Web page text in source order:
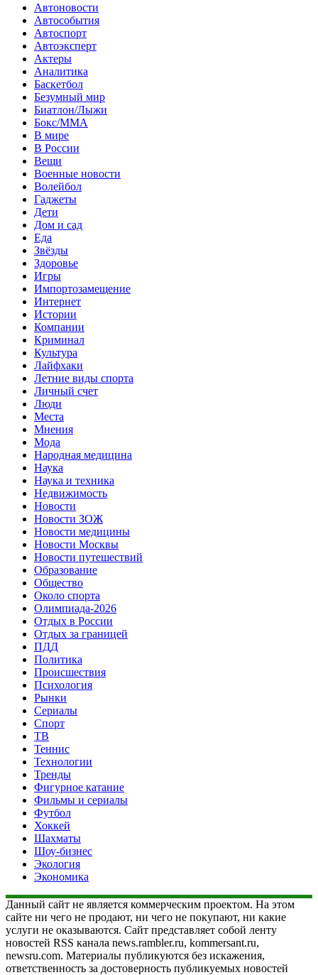
Автоновости
Автособытия
Автоспорт
Автоэксперт
Актеры
Аналитика
Баскетбол
Безумный мир
Биатлон/Лыжи
Бокс/MMA
В мире
В России
Вещи
Военные новости
Волейбол
Гаджеты
Дети
Дом и сад
Еда
Звёзды
Здоровье
Игры
Импортозамещение
Интернет
Истории
Компании
Криминал
Культура
Лайфхаки
Летние виды спорта
Личный счет
Люди
Места
Мнения
Мода
Народная медицина
Наука
Наука и техника
Недвижимость
Новости
Новости ЗОЖ
Новости медицины
Новости Москвы
Новости путешествий
Образование
Общество
Около спорта
Олимпиада-2026
Отдых в России
Отдых за границей
ПДД
Политика
Происшествия
Психология
Рынки
Сериалы
Спорт
ТВ
Теннис
Технологии
Тренды
Фигурное катание
Фильмы и сериалы
Футбол
Хоккей
Шахматы
Шоу-бизнес
Экология
Экономика
Данный сайт не является коммерческим проектом. На этом
сайте ни чего не продают, ни чего не покупают, ни какие
услуги не оказываются. Сайт представляет собой ленту
новостей RSS канала news.rambler.ru, kommersant.ru,
newsru.com. Материалы публикуются без искажения,
ответственность за достоверность публикуемых новостей